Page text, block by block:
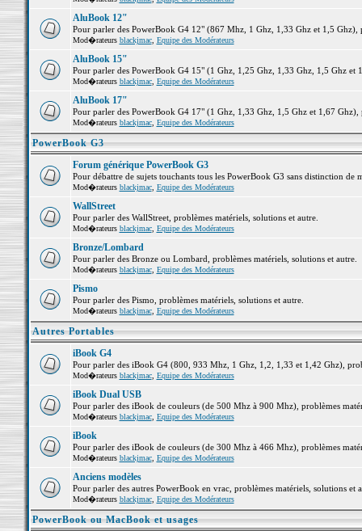
AluBook 12"
Pour parler des PowerBook G4 12" (867 Mhz, 1 Ghz, 1,33 Ghz et 1,5 Ghz),
Mod�rateurs blackjmac, Equipe des Modérateurs
AluBook 15"
Pour parler des PowerBook G4 15" (1 Ghz, 1,25 Ghz, 1,33 Ghz, 1,5 Ghz et
Mod�rateurs blackjmac, Equipe des Modérateurs
AluBook 17"
Pour parler des PowerBook G4 17" (1 Ghz, 1,33 Ghz, 1,5 Ghz et 1,67 Ghz),
Mod�rateurs blackjmac, Equipe des Modérateurs
PowerBook G3
Forum générique PowerBook G3
Pour débattre de sujets touchants tous les PowerBook G3 sans distinction de
Mod�rateurs blackjmac, Equipe des Modérateurs
WallStreet
Pour parler des WallStreet, problèmes matériels, solutions et autre.
Mod�rateurs blackjmac, Equipe des Modérateurs
Bronze/Lombard
Pour parler des Bronze ou Lombard, problèmes matériels, solutions et autre.
Mod�rateurs blackjmac, Equipe des Modérateurs
Pismo
Pour parler des Pismo, problèmes matériels, solutions et autre.
Mod�rateurs blackjmac, Equipe des Modérateurs
Autres Portables
iBook G4
Pour parler des iBook G4 (800, 933 Mhz, 1 Ghz, 1,2, 1,33 et 1,42 Ghz),
Mod�rateurs blackjmac, Equipe des Modérateurs
iBook Dual USB
Pour parler des iBook de couleurs (de 500 Mhz à 900 Mhz), problèmes
Mod�rateurs blackjmac, Equipe des Modérateurs
iBook
Pour parler des iBook de couleurs (de 300 Mhz à 466 Mhz), problèmes
Mod�rateurs blackjmac, Equipe des Modérateurs
Anciens modèles
Pour parler des autres PowerBook en vrac, problèmes matériels, solutions et
Mod�rateurs blackjmac, Equipe des Modérateurs
PowerBook ou MacBook et usages